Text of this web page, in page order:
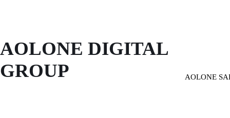
AOLONE DIGITAL
GROUP
AOLONE